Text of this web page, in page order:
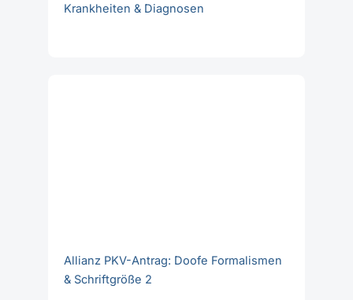
Krankheiten & Diagnosen
Allianz PKV-Antrag: Doofe Formalismen
& Schriftgröße 2